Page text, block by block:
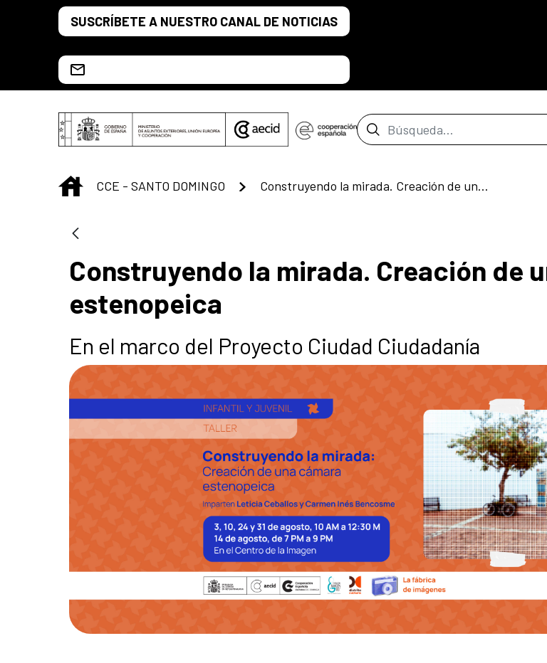
Saltar al contenido principal
SUSCRÍBETE A NUESTRO CANAL DE NOTICIAS
Barra de búsqueda
INICIO
CCE - SANTO DOMINGO Construyendo la mirada. Creación de una cámara estenopeica
Construyendo la mirada. Creación de
estenopeica
En el marco del Proyecto Ciudad Ciudadanía